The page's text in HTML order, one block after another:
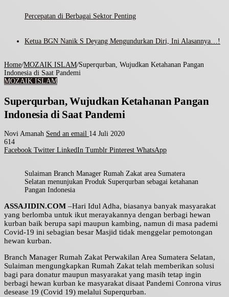
Percepatan di Berbagai Sektor Penting
Ketua BGN Nanik S Deyang Mengundurkan Diri, Ini Alasannya…!
Home/MOZAIK ISLAM/Superqurban, Wujudkan Ketahanan Pangan
Indonesia di Saat Pandemi
MOZAIK ISLAM
Superqurban, Wujudkan Ketahanan Pangan
Indonesia di Saat Pandemi
Novi Amanah Send an email 14 Juli 2020
614
Facebook Twitter LinkedIn Tumblr Pinterest WhatsApp
Sulaiman Branch Manager Rumah Zakat area Sumatera
Selatan menunjukan Produk Superqurban sebagai ketahanan
Pangan Indonesia
ASSAJIDIN.COM –Hari Idul Adha, biasanya banyak masyarakat
yang berlomba untuk ikut merayakannya dengan berbagi hewan
kurban baik berupa sapi maupun kambing, namun di masa pademi
Covid-19 ini sebagian besar Masjid tidak menggelar pemotongan
hewan kurban.
Branch Manager Rumah Zakat Perwakilan Area Sumatera Selatan,
Sulaiman mengungkapkan Rumah Zakat telah memberikan solusi
bagi para donatur maupun masyarakat yang masih tetap ingin
berbagi hewan kurban ke masyarakat disaat Pandemi Conrona virus
desease 19 (Covid 19) melalui Superqurban.